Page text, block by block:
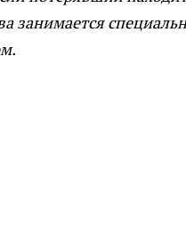
занимается